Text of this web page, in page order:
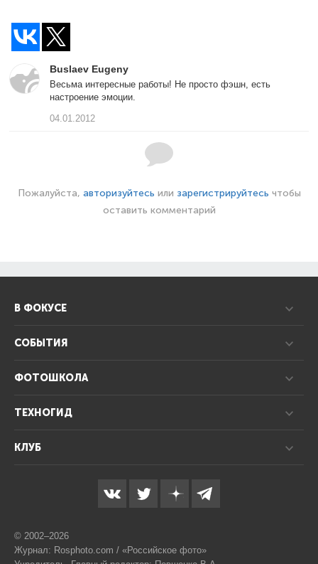
Buslaev Eugeny
Весьма интересные работы! Не просто фэшн, есть
настроение эмоции.
04.01.2012
Пожалуйста, авторизуйтесь или зарегистрируйтесь чтобы
оставить комментарий
В ФОКУСЕ
СОБЫТИЯ
ФОТОШКОЛА
ТЕХНОГИД
КЛУБ
© 2002–2026
Журнал: Rosphoto.com / «Российское фото»